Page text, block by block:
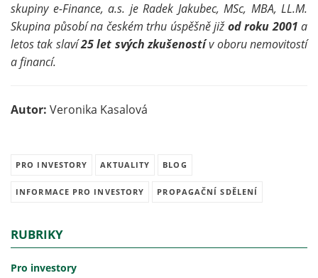
skupiny e-Finance, a.s. je Radek Jakubec, MSc, MBA, LL.M.
Skupina působí na českém trhu úspěšně jižod roku 2001 a
letos tak slaví25 let svých zkušenostív oboru nemovitostí
a financí.
Autor: Veronika Kasalová
PRO INVESTORY AKTUALITY BLOG
INFORMACE PRO INVESTORY PROPAGAČNÍ SDĚLENÍ
RUBRIKY
Pro investory